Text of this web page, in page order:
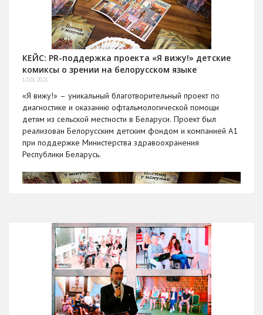
КЕЙС: PR-поддержка проекта «Я вижу!» детские
комиксы о зрении на белорусском языке
12.01.2021
«Я вижу!» – уникальный благотворительный проект по
диагностике и оказанию офтальмологической помощи
детям из сельской местности в Беларуси. Проект был
реализован Белорусским детским фондом и компанией A1
при поддержке Министерства здравоохранения
Республики Беларусь.
: компания А1